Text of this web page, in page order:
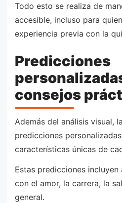
Todo esto se realiza de
accesible, incluso para
experiencia previa con la
Predicciones
consejos
Además del análisis visual,
predicciones
características únicas de
Estas predicciones
con el amor, la carrera, la
general.